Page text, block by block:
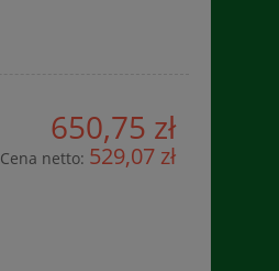
650,75 zł
Cena netto: 529,07 zł